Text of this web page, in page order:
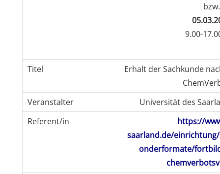
bzw.
9.00-
Erhalt der Sachkunde
Universität des
https://
saarland.de/
onderformate/